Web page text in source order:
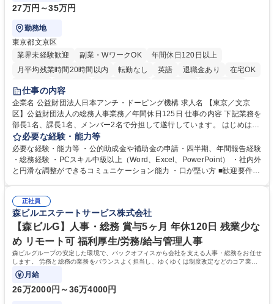
27万円～35万円
勤務地
東京都文京区
業界未経験歓迎
副業・WワークOK
年間休日120日以上
月平均残業時間20時間以内
転勤なし 英語 退職金あり
在宅OK
賞与あり
育休あり
食事補助あり
仕事の内容
企業名 公益財団法人日本アンチ・ドーピング機構 求人名 【東京／文京
区】公益財団法人の総務人事業務／年間休日125日 仕事の内容 下記業務を
部長1名、課長1名、メンバー2名で分担して遂行しています。 はじめは担
当者として業務を覚えていただき、ゆくゆくはリーダーやマネージャーポ
ジションとして活躍いただくことを期待しています。 【総務・人事グルー
プの業務内容】 ・人事制度関連 ・採用活動 ・教育研修の企画、実行 ・勤
怠管理 ・官公庁への各種提出 ・法定の会議運営（評議員会、理事会） ・
管理 ・福利厚生関連 ・職員からの問合せ、相談対応 ・その他日常の総務
業務全般 募集職種 【東京／文京区】公益財団法人の総務人事業務／年間
休日125日
必要な経験・能力等
必要な経験・能力等 ・公的助成金や補助金の申請・四半期、年間報告経験
・総務経験 ・PCスキル中級以上（Word、Excel、PowerPoint） ・社内外
と円滑な調整ができるコミュニケーション能力 ・口が堅い方 ■歓迎要件
正社員
森ビルエステートサービス株式会社
【森ビルG】人事・総務 賞与5ヶ月 年休120日 残業少な
め リモート可 福利厚生/労務/給与管理人事
森ビルグループの安定した環境で、バックオフィスから会社を支える人事・総務をお任せ
します。 労務と総務の業務をバランスよく担当し、ゆくゆくは制度改定などのコア業務
にも挑戦できる、やりがいある環境です。
月給
26万2000円～36万4000円